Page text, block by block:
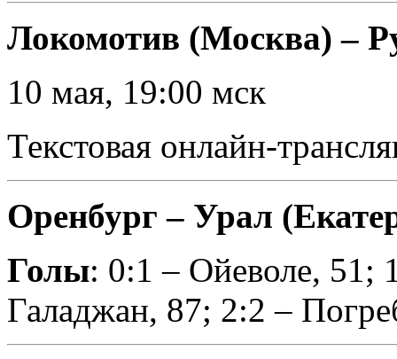
Локомотив (Москва) –
10 мая, 19:00 мск
Текстовая онлайн-
Оренбург – Урал
Голы: 0:1 – Ойеволе, 51;
Галаджан, 87; 2:2 –